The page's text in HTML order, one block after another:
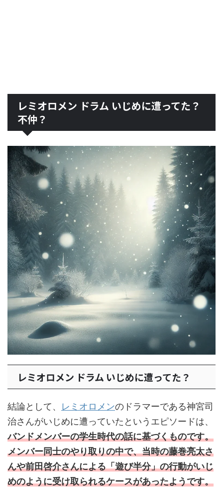
レミオロメン ドラム いじめに遭ってた？
不仲？
レミオロメン ドラム いじめに遭ってた？
結論として、 レミオロメンのドラマーである神宮司
治さんがいじめに遭っていたというエピソードは、
バンドメンバーの学生時代の話に基づくものです。
メンバー同士のやり取りの中で、当時の藤巻亮太さ
んや前田啓介さんによる「遊び半分」の行動がいじ
めのように受け取られるケースがあったようです。